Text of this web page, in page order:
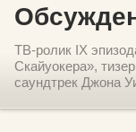
ТВ-ролик IX
Скайуокера»,
саундтрек Джона